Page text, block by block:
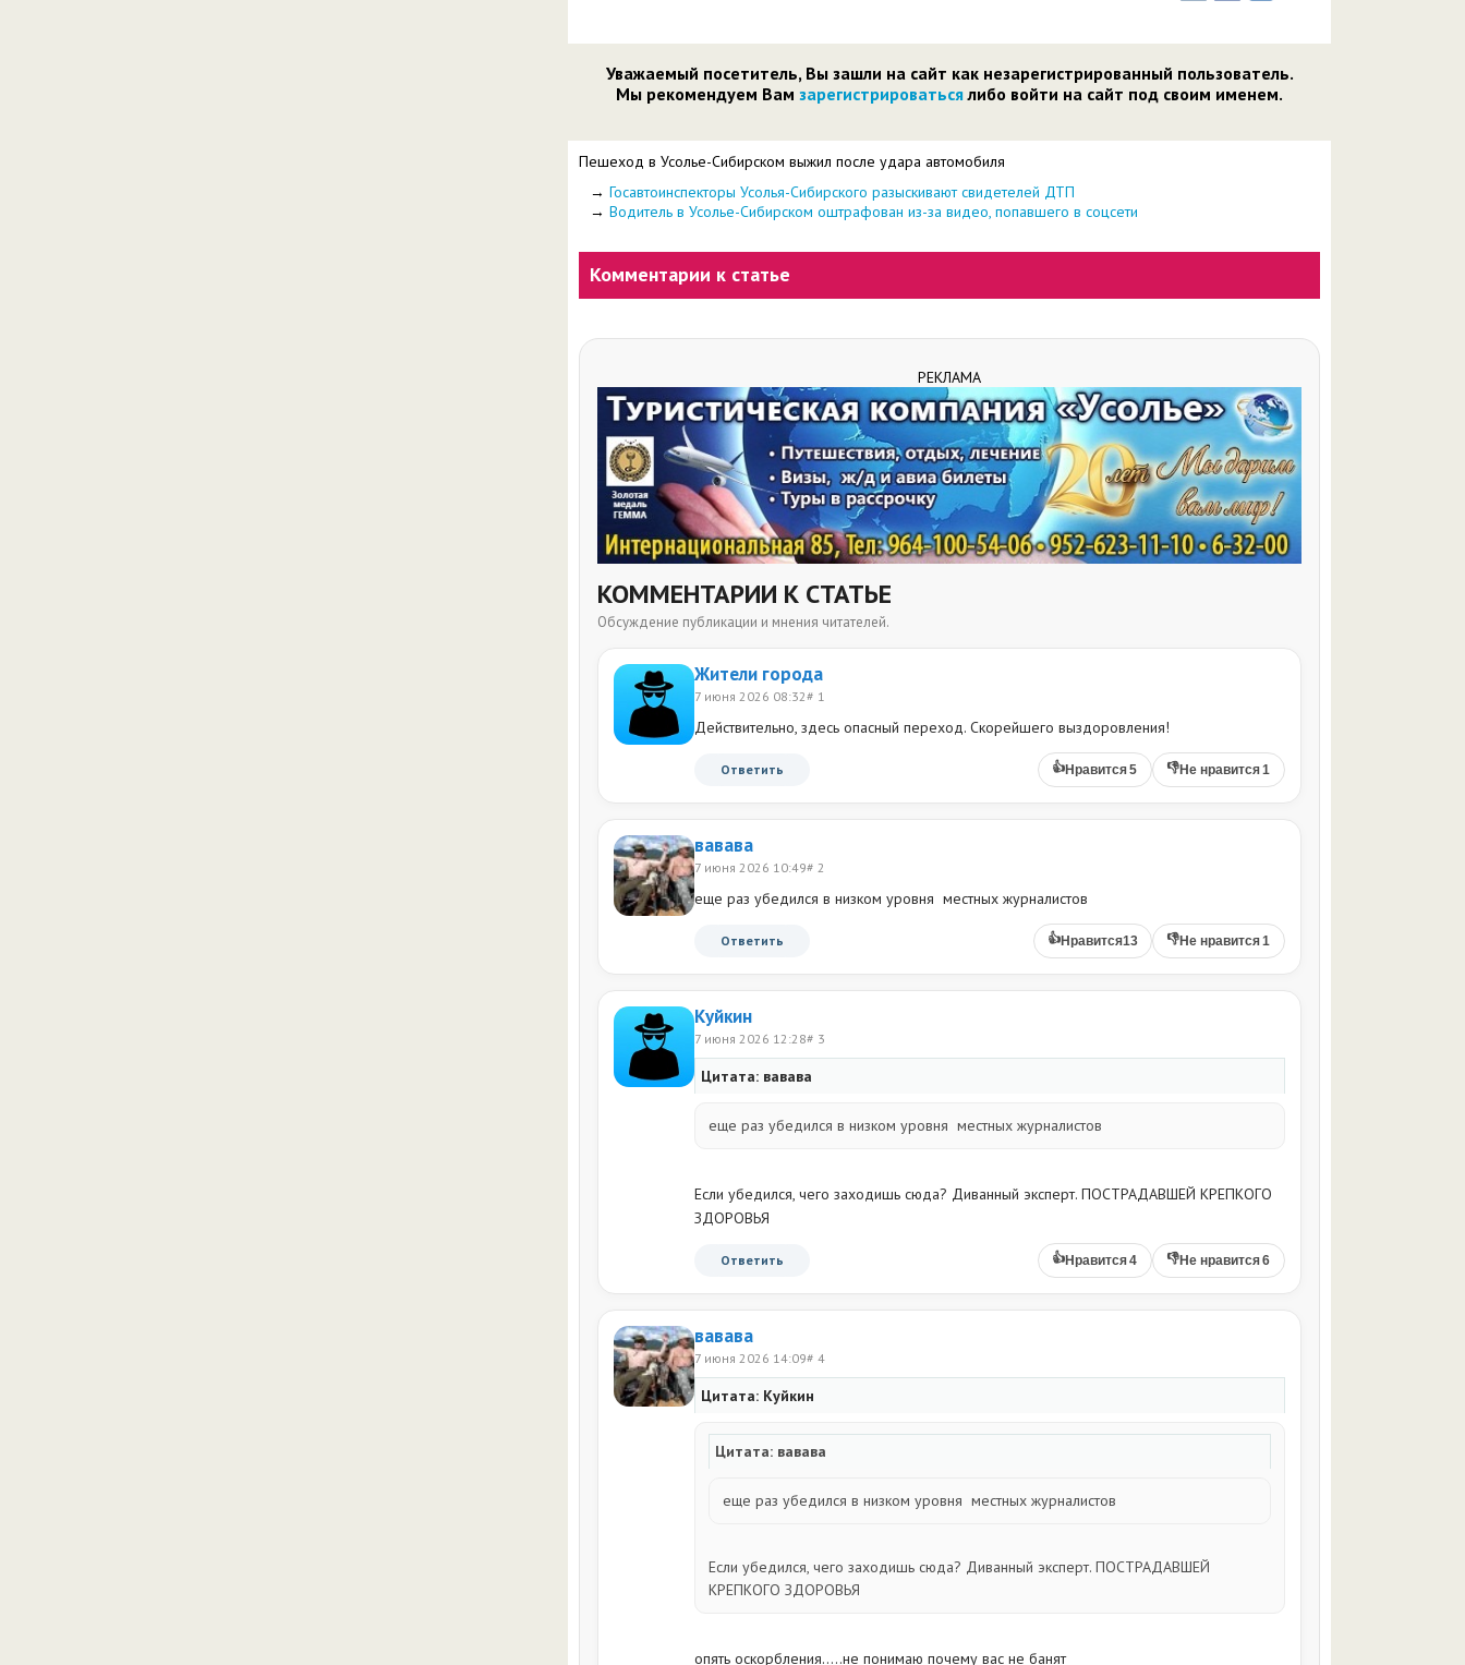
Уважаемый посетитель, Вы зашли на сайт как незарегистрированный пользователь.
Мы рекомендуем Вам зарегистрироватьсялибо войти на сайт под своим именем.
Пешеход в Усолье-Сибирском выжил после удара автомобиля
→ Госавтоинспекторы Усолья-Сибирского разыскивают свидетелей ДТП
→ Водитель в Усолье-Сибирском оштрафован из-за видео, попавшего в соцсети
Комментарии к статье
РЕКЛАМА
КОММЕНТАРИИ К СТАТЬЕ
Обсуждение публикации и мнения читателей.
Жители города
7 июня 2026 08:32# 1
Действительно, здесь опасный переход. Скорейшего выздоровления!
Ответить 👍Нравится5 👎Не нравится1
вавава
7 июня 2026 10:49# 2
еще раз убедился в низком уровня местных журналистов
Ответить 👍Нравится13 👎Не нравится1
Куйкин
7 июня 2026 12:28# 3
Цитата: вавава
еще раз убедился в низком уровня местных журналистов
Если убедился, чего заходишь сюда? Диванный эксперт. ПОСТРАДАВШЕЙ КРЕПКОГО
ЗДОРОВЬЯ
Ответить 👍Нравится4 👎Не нравится6
вавава
7 июня 2026 14:09# 4
Цитата: Куйкин
Цитата: вавава
еще раз убедился в низком уровня местных журналистов
Если убедился, чего заходишь сюда? Диванный эксперт. ПОСТРАДАВШЕЙ
КРЕПКОГО ЗДОРОВЬЯ
опять оскорбления.....не понимаю почему вас не банят